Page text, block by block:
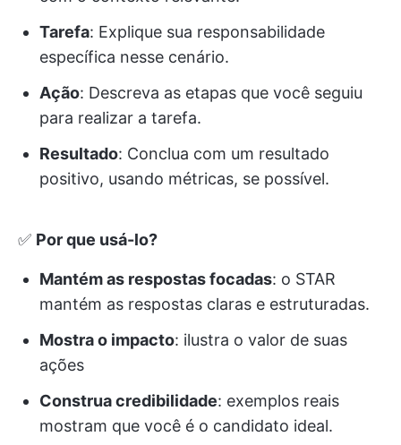
Tarefa: Explique sua responsabilidade
específica nesse cenário.
Ação: Descreva as etapas que você seguiu
para realizar a tarefa.
Resultado: Conclua com um resultado
positivo, usando métricas, se possível.
✅ Por que usá-lo?
Mantém as respostas focadas: o STAR
mantém as respostas claras e estruturadas.
Mostra o impacto: ilustra o valor de suas
ações
Construa credibilidade: exemplos reais
mostram que você é o candidato ideal.